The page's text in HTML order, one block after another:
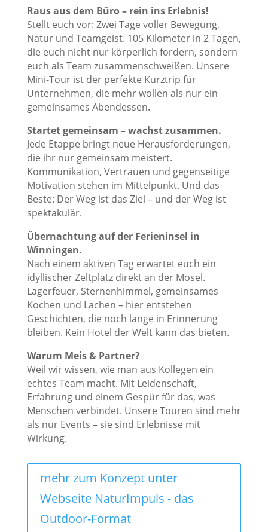
Raus aus dem Büro – rein ins Erlebnis!
Stellt euch vor: Zwei Tage voller Bewegung,
Natur und Teamgeist. 105 Kilometer in 2 Tagen,
die euch nicht nur körperlich fordern, sondern
euch als Team zusammenschweißen. Unsere
Mini-Tour ist der perfekte Kurztrip für
Unternehmen, die mehr wollen als nur ein
gemeinsames Abendessen.
Startet gemeinsam – wachst zusammen.
Jede Etappe bringt neue Herausforderungen,
die ihr nur gemeinsam meistert.
Kommunikation, Vertrauen und gegenseitige
Motivation stehen im Mittelpunkt. Und das
Beste: Der Weg ist das Ziel – und der Weg ist
spektakulär.
Übernachtung auf der Ferieninsel in
Winningen.
Nach einem aktiven Tag erwartet euch ein
idyllischer Zeltplatz direkt an der Mosel.
Lagerfeuer, Sternenhimmel, gemeinsames
Kochen und Lachen – hier entstehen
Geschichten, die noch lange in Erinnerung
bleiben. Kein Hotel der Welt kann das bieten.
Warum Meis & Partner?
Weil wir wissen, wie man aus Kollegen ein
echtes Team macht. Mit Leidenschaft,
Erfahrung und einem Gespür für das, was
Menschen verbindet. Unsere Touren sind mehr
als nur Events – sie sind Erlebnisse mit
Wirkung.
mehr zum Konzept unter
Webseite NaturImpuls - das
Outdoor-Format